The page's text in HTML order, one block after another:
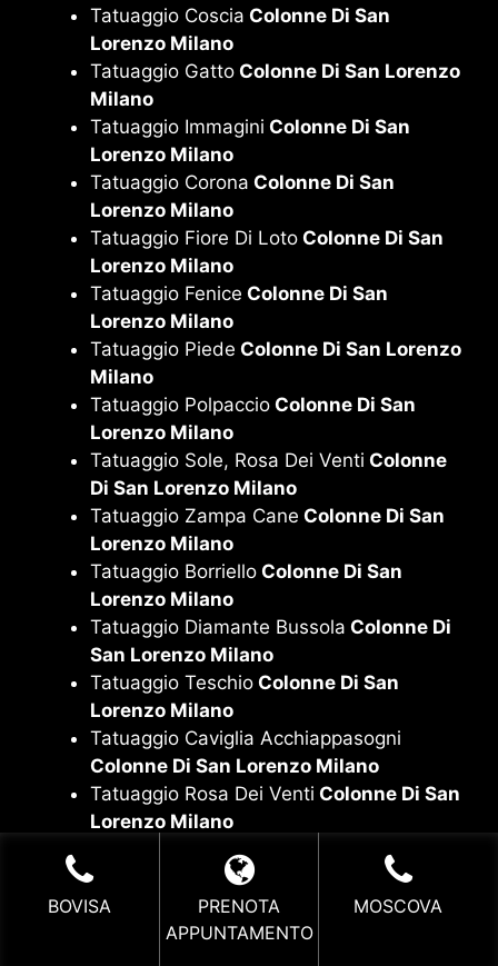
Tatuaggio Coscia Colonne Di San
Lorenzo Milano
Tatuaggio Gatto Colonne Di San Lorenzo
Milano
Tatuaggio Immagini Colonne Di San
Lorenzo Milano
Tatuaggio Corona Colonne Di San
Lorenzo Milano
Tatuaggio Fiore Di Loto Colonne Di San
Lorenzo Milano
Tatuaggio Fenice Colonne Di San
Lorenzo Milano
Tatuaggio Piede Colonne Di San Lorenzo
Milano
Tatuaggio Polpaccio Colonne Di San
Lorenzo Milano
Tatuaggio Sole, Rosa Dei Venti Colonne
Di San Lorenzo Milano
Tatuaggio Zampa Cane Colonne Di San
Lorenzo Milano
Tatuaggio Borriello Colonne Di San
Lorenzo Milano
Tatuaggio Diamante Bussola Colonne Di
San Lorenzo Milano
Tatuaggio Teschio Colonne Di San
Lorenzo Milano
Tatuaggio Caviglia Acchiappasogni
Colonne Di San Lorenzo Milano
Tatuaggio Rosa Dei Venti Colonne Di San
Lorenzo Milano
Tatuaggio Albero Della Vita
San Lorenzo Milano
BOVISA
PRENOTA
APPUNTAMENTO
MOSCOVA